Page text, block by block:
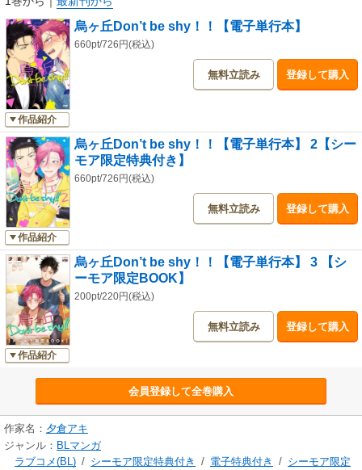
作品紹介
烏ヶ丘Don’t be shy！！【電子単行本】
660pt/726円(税込)
無料立読み 登録して購入
作品紹介
烏ヶ丘Don’t be shy！！【電子単行本】 2【シー
モア限定特典付き】
660pt/726円(税込)
無料立読み 登録して購入
作品紹介
烏ヶ丘Don’t be shy！！【電子単行本】 3 【シ
ーモア限定BOOK】
200pt/220円(税込)
無料立読み 登録して購入
会員登録して全巻購入
作家名： 夕倉アキ
ジャンル： BLマンガ
ラブコメ(BL) / シーモア限定特典付き / 電子特典付き / シーモア限定